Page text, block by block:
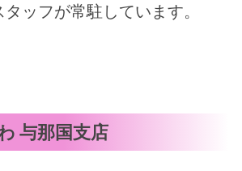
ッフが常駐しています。
与那国支店